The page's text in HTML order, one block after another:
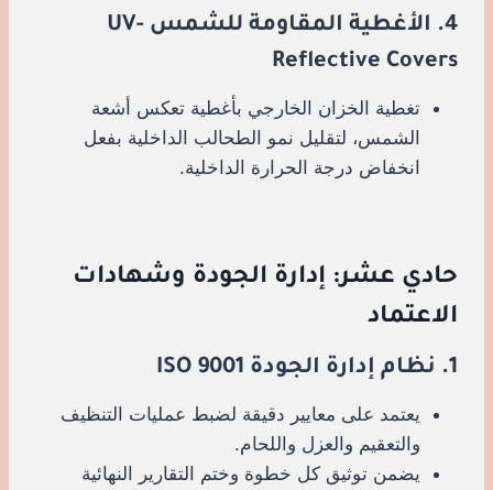
4. الأغطية المقاومة للشمس UV-
Reflective Covers
تغطية الخزان الخارجي بأغطية تعكس أشعة
الشمس، لتقليل نمو الطحالب الداخلية بفعل
انخفاض درجة الحرارة الداخلية.
حادي عشر: إدارة الجودة وشهادات
الاعتماد
1. نظام إدارة الجودة ISO 9001
يعتمد على معايير دقيقة لضبط عمليات التنظيف
والتعقيم والعزل واللحام.
يضمن توثيق كل خطوة وختم التقارير النهائية